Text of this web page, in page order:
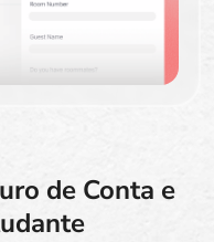
de Conta e